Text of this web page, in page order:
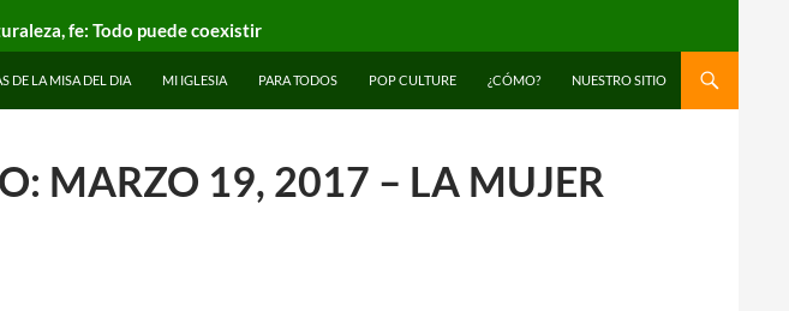
fe: Todo puede coexistir
DE LA MISA DEL DIA MI IGLESIA PARA TODOS POP CULTURE ¿CÓMO? NUESTRO SITIO
MARZO 19, 2017 – LA MUJER